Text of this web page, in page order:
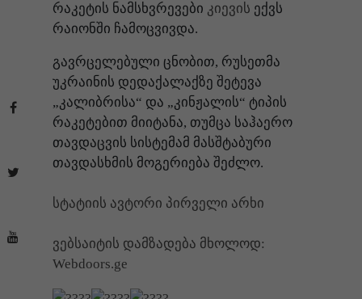
რაკეტის ნამსხვრევები კიევის ექვს
რაიონში ჩამოცვივდა.
გავრცელებული ცნობით, რუსეთმა
უკრაინის დედაქალაქზე შეტევა
„კალიბრისა“ და „კინჟალის“ ტიპის
რაკეტებით მიიტანა, თუმცა საჰაერო
თავდაცვის სისტემამ მასშტაბური
თავდასხმის მოგერიება შეძლო.
სტატიის ავტორი პირველი არხი
ვებსაიტის დამზადება მხოლოდ:
Webdoors.ge